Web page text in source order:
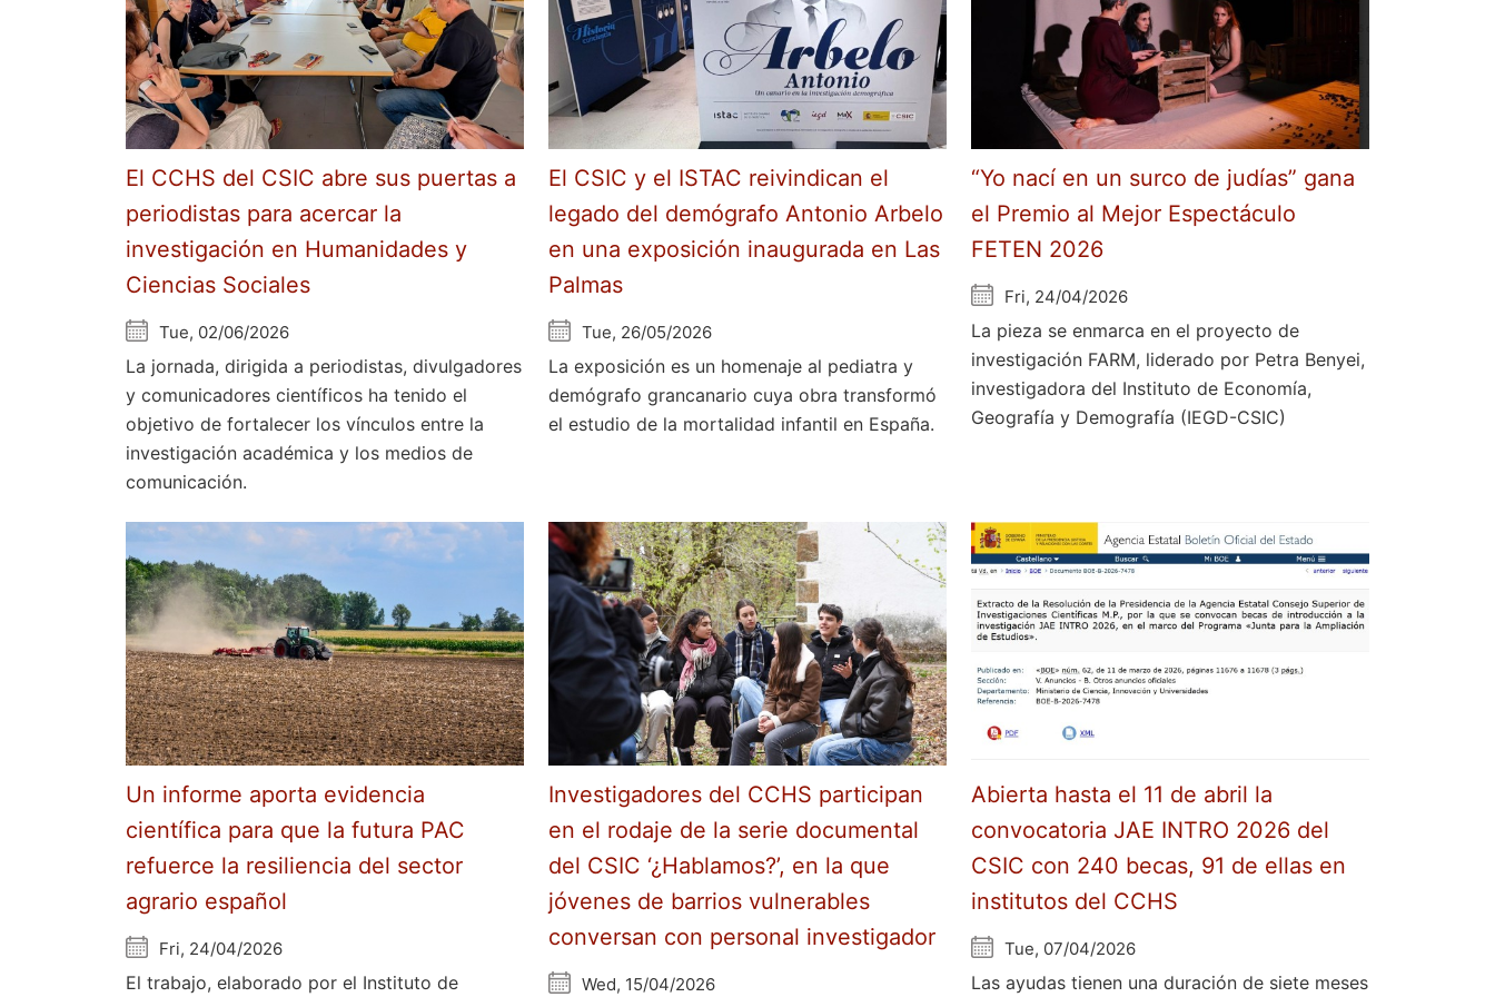
El CCHS del CSIC abre sus puertas a
periodistas para acercar la
investigación en Humanidades y
Ciencias Sociales
Tue, 02/06/2026
La jornada, dirigida a periodistas, divulgadores
y comunicadores científicos ha tenido el
objetivo de fortalecer los vínculos entre la
investigación académica y los medios de
comunicación.
El CSIC y el ISTAC reivindican el
legado del demógrafo Antonio Arbelo
en una exposición inaugurada en Las
Palmas
Tue, 26/05/2026
La exposición es un homenaje al pediatra y
demógrafo grancanario cuya obra transformó
el estudio de la mortalidad infantil en España.
“Yo nací en un surco de judías” gana
el Premio al Mejor Espectáculo
FETEN 2026
Fri, 24/04/2026
La pieza se enmarca en el proyecto de
investigación FARM, liderado por Petra Benyei,
investigadora del Instituto de Economía,
Geografía y Demografía (IEGD-CSIC)
Un informe aporta evidencia
científica para que la futura PAC
refuerce la resiliencia del sector
agrario español
Fri, 24/04/2026
El trabajo, elaborado por el Instituto de
Investigadores del CCHS participan
en el rodaje de la serie documental
del CSIC ‘¿Hablamos?’, en la que
jóvenes de barrios vulnerables
conversan con personal investigador
Wed, 15/04/2026
Abierta hasta el 11 de abril la
convocatoria JAE INTRO 2026 del
CSIC con 240 becas, 91 de ellas en
institutos del CCHS
Tue, 07/04/2026
Las ayudas tienen una duración de siete meses